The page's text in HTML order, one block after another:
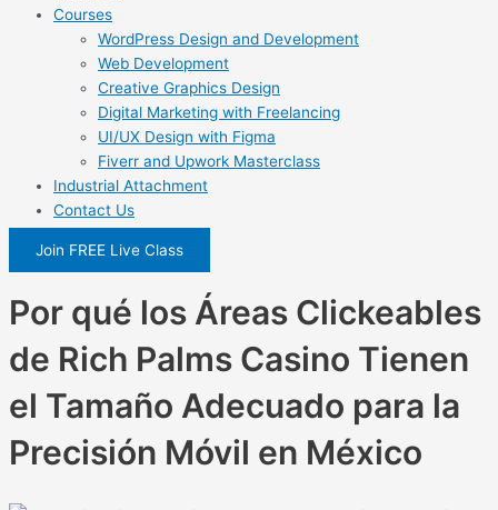
Courses
WordPress Design and Development
Web Development
Creative Graphics Design
Digital Marketing with Freelancing
UI/UX Design with Figma
Fiverr and Upwork Masterclass
Industrial Attachment
Contact Us
Join FREE Live Class
Por qué los Áreas Clickeables
de Rich Palms Casino Tienen
el Tamaño Adecuado para la
Precisión Móvil en México